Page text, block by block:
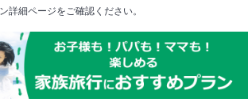
詳細ページをご確認ください。